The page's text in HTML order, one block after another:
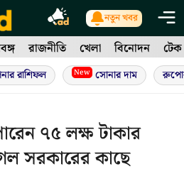
নতুন খবর
রাজনীতি খেলা বিনোদন টেক
রাশিফল New সোনার দাম
৭৫ লক্ষ টাকার
সরকারের কাছে